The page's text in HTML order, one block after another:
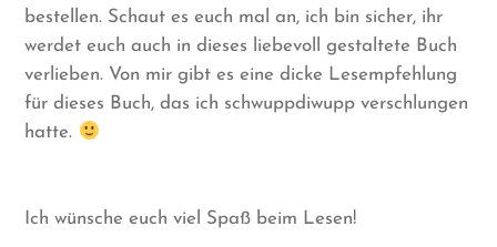
bestellen. Schaut es euch mal an, ich bin sicher, ihr
werdet euch auch in dieses liebevoll gestaltete Buch
verlieben. Von mir gibt es eine dicke Lesempfehlung
für dieses Buch, das ich schwuppdiwupp verschlungen
hatte.
Ich wünsche euch viel Spaß beim Lesen!